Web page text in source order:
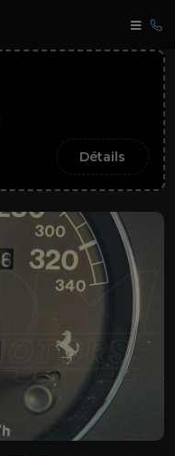
Détails